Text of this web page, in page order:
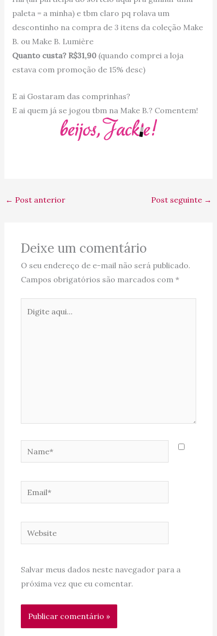
paleta = a minha) e tbm claro pq rolava um
descontinho na compra de 3 itens da coleção Make
B. ou Make B. Lumière
Quanto custa? R$31,90 (quando comprei a loja
estava com promoção de 15% desc)
E ai Gostaram das comprinhas?
E ai quem já se jogou tbm na Make B.? Comentem!
← Post anterior Post seguinte →
Deixe um comentário
O seu endereço de e-mail não será publicado.
Campos obrigatórios são marcados com *
aqui...
Website
Salvar meus dados neste navegador para a
próxima vez que eu comentar.